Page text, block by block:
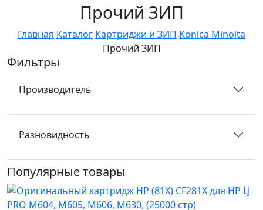
Прочий ЗИП
Главная Каталог Картриджи и ЗИП Konica Minolta
Прочий ЗИП
Фильтры
Производитель
Разновидность
Популярные товары